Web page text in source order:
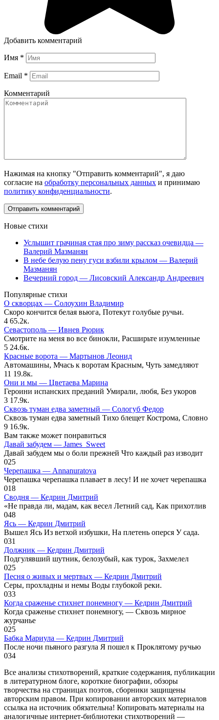
Добавить комментарий
Имя *
Email *
Комментарий
Нажимая на кнопку "Отправить комментарий", я даю
согласие на обработку персональных данных и принимаю
политику конфиденциальности.
Новые стихи
Услышит грачиная стая про зиму рассказ очевидца —
Валерий Мазманян
В небе белую пену гуси взбили крылом — Валерий
Мазманян
Вечерний город — Лисовский Александр Андреевич
Популярные стихи
О скворцах — Солоухин Владимир
Скоро кончится белая вьюга, Потекут голубые ручьи.
4 65.2к.
Севастополь — Ивнев Рюрик
Смотрите на меня во все бинокли, Расширьте изумленные
5 24.6к.
Красные ворота — Мартынов Леонид
Автомашины, Мчась к воротам Красным, Чуть замедляют
11 19.8к.
Они и мы — Цветаева Марина
Героини испанских преданий Умирали, любя, Без укоров
3 17.9к.
Сквозь туман едва заметный — Сологуб Федор
Сквозь туман едва заметный Тихо блещет Кострома, Словно
9 16.9к.
Вам также может понравиться
Давай забудем — James_Sweet
Давай забудем мы о боли прежней Что каждый раз изводит
025
Черепашка — Annanuratova
Черепашка черепашка плавает в лесу! И не хочет черепашка
018
Сводня — Кедрин Дмитрий
«Не правда ли, мадам, как весел Летний сад, Как прихотлив
048
Ясь — Кедрин Дмитрий
Вышел Ясь Из ветхой избушки, На плетень оперся У сада.
031
Должник — Кедрин Дмитрий
Подгулявший шутник, белозубый, как турок, Захмелел
025
Песня о живых и мертвых — Кедрин Дмитрий
Серы, прохладны и немы Воды глубокой реки.
033
Когда сраженье стихнет понемногу — Кедрин Дмитрий
Когда сраженье стихнет понемногу, — Сквозь мирное
журчанье
025
Бабка Мариула — Кедрин Дмитрий
После ночи пьяного разгула Я пошел к Проклятому ручью
034
Все анализы стихотворений, краткие содержания, публикации
в литературном блоге, короткие биографии, обзоры
творчества на страницах поэтов, сборники защищены
авторским правом. При копировании авторских материалов
ссылка на источник обязательна! Копировать материалы на
аналогичные интернет-библиотеки стихотворений —